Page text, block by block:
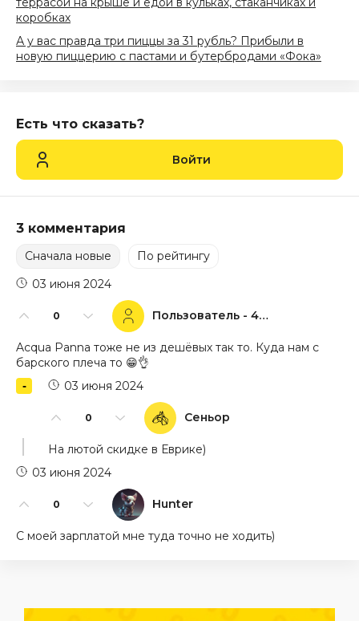
коробках
А у вас правда три пиццы за 31 рубль? Прибыли в
новую пиццерию с пастами и бутербродами «Фока»
Есть что сказать?
Войти
3 комментария
Сначала новые По рейтингу
0 Пользователь - 44504
03 июня 2024
Acqua Panna тоже не из дешёвых так то. Куда нам с
барского плеча то 😁👌
0 Сеньор
03 июня 2024
На лютой скидке в Еврике)
0 Hunter
03 июня 2024
С моей зарплатой мне туда точно не ходить)